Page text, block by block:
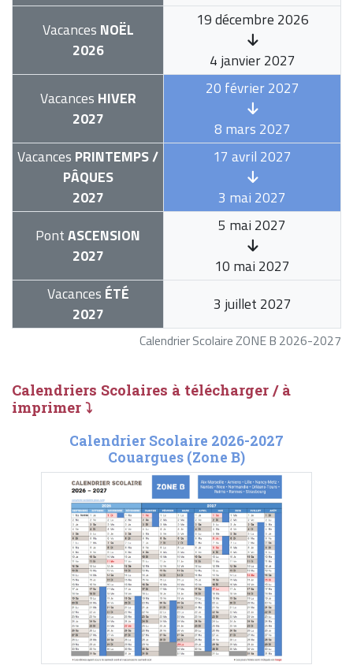
Calendrier Scolaire ZONE B 2026-2027
Vacances NOËL
2026
19 décembre 2026
4 janvier 2027
Vacances HIVER
2027
20 février 2027
8 mars 2027
Vacances PRINTEMPS /
PÂQUES
2027
17 avril 2027
3 mai 2027
PontASCENSION
2027
5 mai 2027
10 mai 2027
Vacances ÉTÉ
2027
3 juillet 2027
Calendriers Scolaires à télécharger / à
imprimer ⤵
Calendrier Scolaire 2026-2027
Couargues (Zone B)